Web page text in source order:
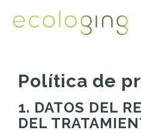
Política de
1. DATOS DEL
DEL